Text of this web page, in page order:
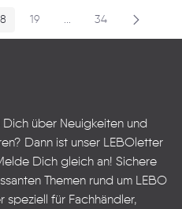
Seite Seite
19 ...Zwischenseiten
Seite
34
über Neuigkeiten und
Dann ist unser LEBOletter
Dich gleich an! Sichere
Themen rund um LEBO
speziell für Fachhändler,